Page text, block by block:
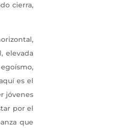
cierra,
elevada
es el
jóvenes
por el
que